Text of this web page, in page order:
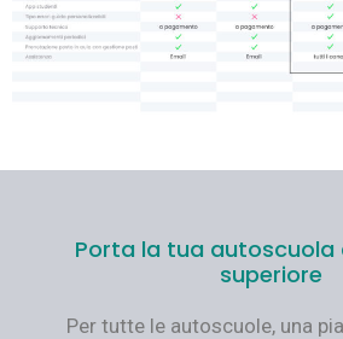
Porta la tua autoscuola
superiore
Per tutte le autoscuole, una